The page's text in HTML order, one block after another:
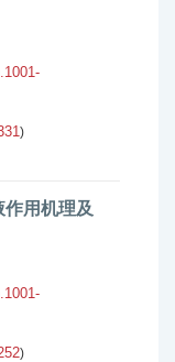
)
用机理及
)